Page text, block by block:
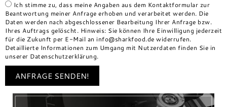
Ich stimme zu, dass meine Angaben aus dem Kontaktformular zur
Beantwortung meiner Anfrage erhoben und verarbeitet werden. Die
Daten werden nach abgeschlossener Bearbeitung Ihrer Anfrage bzw.
Ihres Auftrags gelöscht. Hinweis: Sie können Ihre Einwilligung jederzeit
für die Zukunft per E-Mail an info@sharkfood.de widerrufen.
Detaillierte Informationen zum Umgang mit Nutzerdaten finden Sie in
unserer Datenschutzerklärung.
ANFRAGE SENDEN!